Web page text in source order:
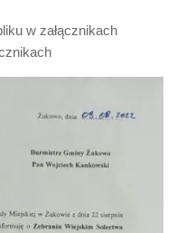
w załącznikach